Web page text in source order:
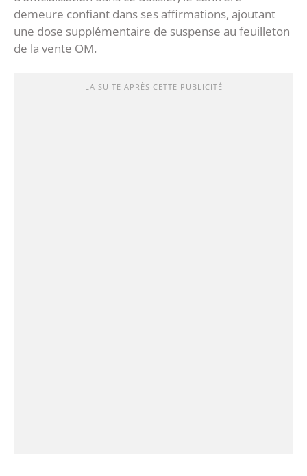
demeure confiant dans ses affirmations, ajoutant
une dose supplémentaire de suspense au feuilleton
de la vente OM.
LA SUITE APRÈS CETTE PUBLICITÉ